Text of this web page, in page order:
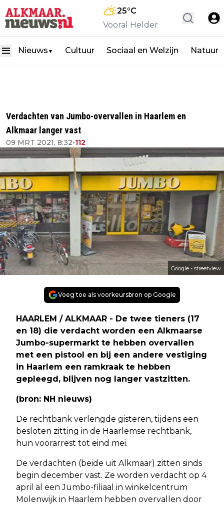
25°C
Vooral Helder
Nieuws ▼ Cultuur Sociaal en Welzijn Natuur
Verdachten van Jumbo-overvallen in Haarlem en
Alkmaar langer vast
09 MRT 2021, 8:32•112
Google - streetview
Voeg toe als voorkeursbron op Google
HAARLEM / ALKMAAR - De twee tieners (17
en 18) die verdacht worden een Alkmaarse
Jumbo-supermarkt te hebben overvallen
met een pistool en bij een andere vestiging
in Haarlem een ramkraak te hebben
gepleegd, blijven nog langer vastzitten.
(bron: NH nieuws)
De rechtbank verlengde gisteren, tijdens een
besloten zitting in de Haarlemse rechtbank,
hun voorarrest tot eind mei.
De verdachten (beide uit Alkmaar) zitten sinds
begin december vast. Ze worden verdacht op 4
april al een Jumbo-filiaal in winkelcentrum
Molenwijk in Haarlem hebben overvallen door